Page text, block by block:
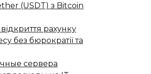
(USDT) з Bitcoin
рахунку
без бюрократії та
сервера